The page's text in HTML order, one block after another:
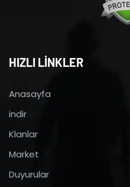
HIZLI LİNKLER
Anasayfa
indir
Klanlar
Market
Duyurular